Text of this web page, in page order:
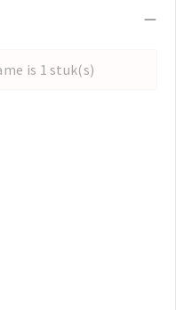
is 1 stuk(s)